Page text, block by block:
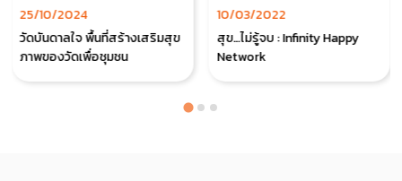
25/10/2024
วัดบันดาลใจ พื้นที่สร้างเสริมสุข
ภาพของวัดเพื่อชุมชน
10/03/2022
สุข…ไม่รู้จบ : Infinity Happy
Network